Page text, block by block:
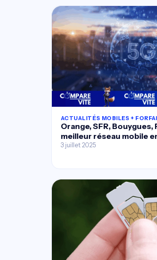
ACTUALITÉS MOBILES +
Orange, SFR, Bouygues,
meilleur réseau mobile
3 juillet 2025